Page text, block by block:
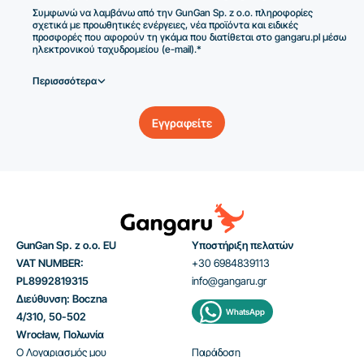
Συμφωνώ να λαμβάνω από την GunGan Sp. z o.o. πληροφορίες
σχετικά με προωθητικές ενέργειες, νέα προϊόντα και ειδικές
προσφορές που αφορούν τη γκάμα που διατίθεται στο gangaru.pl μέσω
ηλεκτρονικού ταχυδρομείου (e-mail).*
Περισσσότερα
Εγγραφείτε
GunGan Sp. z o.o. EU
VAT NUMBER:
PL8992819315
Διεύθυνση: Boczna
4/310, 50-502
Wrocław, Πολωνία
Υποστήριξη πελατών
+30 6984839113
info@gangaru.gr
WhatsApp
Ο Λογαριασμός μου Παράδοση